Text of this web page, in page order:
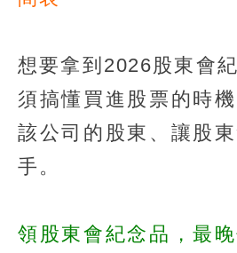
想要拿到2026股東會
須搞懂買進股票的時
該公司的股東、讓股
手。
領股東會紀念品，最